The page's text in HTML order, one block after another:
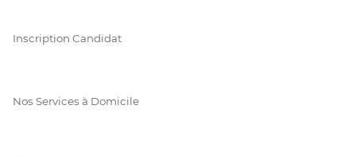
Inscription Candidat
Nos Services à Domicile